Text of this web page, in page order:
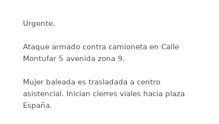
Urgente.
Ataque armado contra camioneta en Calle
Montufar 5 avenida zona 9.
Mujer baleada es trasladada a centro
asistencial. Inician cierres viales hacia plaza
España.